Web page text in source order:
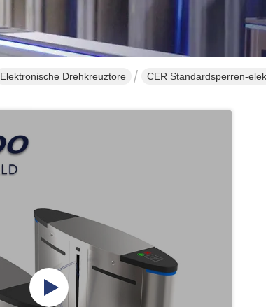
Elektronische Drehkreuztore CER Standardsperren-